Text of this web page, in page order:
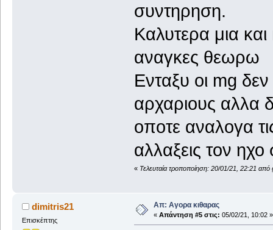
συντηρηση.
Καλυτερα μια
αναγκες θεωρω
Ενταξυ οι mg δεν
αρχαριους αλλα
οποτε αναλογα
αλλαξεις τον
« Τελευταία τροποποίηση: 20/01/21, 22:21
dimitris21
Επισκέπτης
Απ: Αγορα κιθαρας
« Απάντηση #5 στις: 05/02/21, 10:02 »